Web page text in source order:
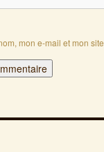
mon e-mail et mon